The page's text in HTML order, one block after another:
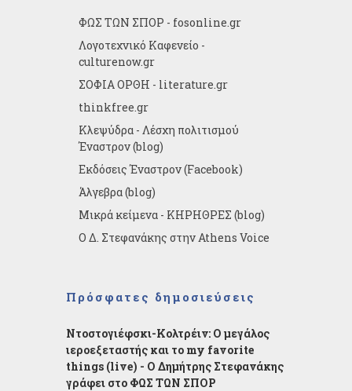
ΦΩΣ ΤΩΝ ΣΠΟΡ - fosonline.gr
Λογοτεχνικό Καφενείο -
culturenow.gr
ΣΟΦΙΑ ΟΡΘΗ - literature.gr
thinkfree.gr
Κλεψύδρα - Λέσχη πολιτισμού
Έναστρον (blog)
Εκδόσεις Έναστρον (Facebook)
Άλγεβρα (blog)
Μικρά κείμενα - ΚΗΡΗΘΡΕΣ (blog)
Ο Δ. Στεφανάκης στην Athens Voice
Πρόσφατες δημοσιεύσεις
Ντοστογιέφσκι-Κολτρέιν: Ο μεγάλος
ιεροεξεταστής και το my favorite
things (live) - Ο Δημήτρης Στεφανάκης
γράφει στο ΦΩΣ ΤΩΝ ΣΠΟΡ